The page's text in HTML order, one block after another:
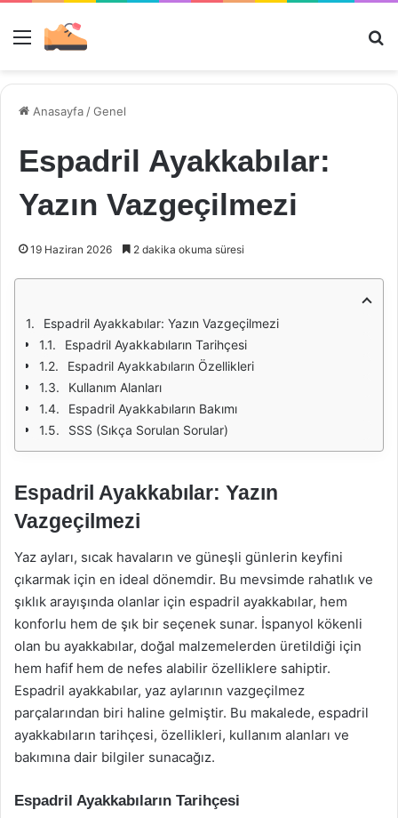
Menü
Anasayfa /Genel
Espadril Ayakkabılar:
Yazın Vazgeçilmezi
19 Haziran 2026 2 dakika okuma süresi
Espadril Ayakkabılar: Yazın Vazgeçilmezi
Espadril Ayakkabıların Tarihçesi
Espadril Ayakkabıların Özellikleri
Kullanım Alanları
Espadril Ayakkabıların Bakımı
SSS (Sıkça Sorulan Sorular)
Espadril Ayakkabılar: Yazın
Vazgeçilmezi
Yaz ayları, sıcak havaların ve güneşli günlerin keyfini
çıkarmak için en ideal dönemdir. Bu mevsimde rahatlık ve
şıklık arayışında olanlar için espadril ayakkabılar, hem
konforlu hem de şık bir seçenek sunar. İspanyol kökenli
olan bu ayakkabılar, doğal malzemelerden üretildiği için
hem hafif hem de nefes alabilir özelliklere sahiptir.
Espadril ayakkabılar, yaz aylarının vazgeçilmez
parçalarından biri haline gelmiştir. Bu makalede, espadril
ayakkabıların tarihçesi, özellikleri, kullanım alanları ve
bakımına dair bilgiler sunacağız.
Espadril Ayakkabıların Tarihçesi